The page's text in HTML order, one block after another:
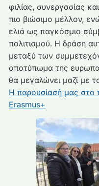
φιλίας, συνεργασίας
πιο βιώσιμο μέλλον,
ελιά ως παγκόσμιο
πολιτισμού. Η δράση
μεταξύ των
αποτύπωμα της
θα μεγαλώνει μαζί με
Η παρουσίασή μας στο
Erasmus+